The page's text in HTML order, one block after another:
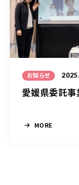
お知らせ
愛媛県委託事
MORE